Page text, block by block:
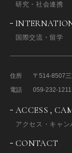
研究・社会連携
国際交流・留学
住所 〒514-8507
電話
059-232-1211
ACCESS ,
アクセス・キャ
CONTACT